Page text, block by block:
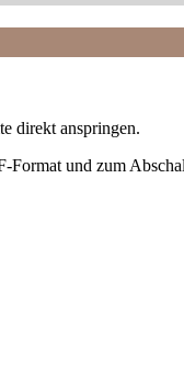
direkt anspringen.
und zum